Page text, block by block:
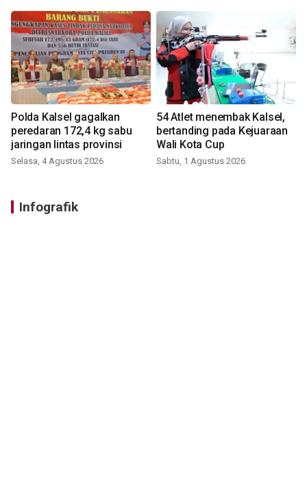
Polda Kalsel gagalkan
peredaran 172,4 kg sabu
jaringan lintas provinsi
Selasa, 4 Agustus 2026
54 Atlet menembak Kalsel,
bertanding pada Kejuaraan
Wali Kota Cup
Sabtu, 1 Agustus 2026
Infografik